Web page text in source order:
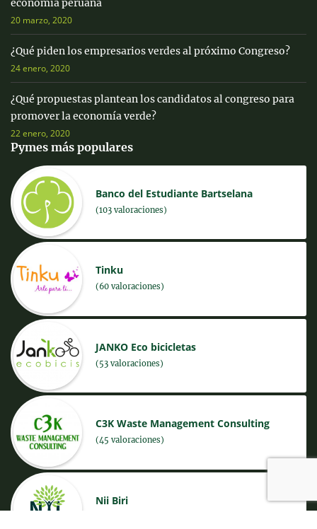
economía peruana
20 marzo, 2020
¿Qué piden los empresarios verdes al próximo Congreso?
24 enero, 2020
¿Qué propuestas plantean los candidatos al congreso para
promover la economía verde?
22 enero, 2020
Pymes más populares
Banco del Estudiante Bartselana
(103 valoraciones)
Tinku
(60 valoraciones)
JANKO Eco bicicletas
(53 valoraciones)
C3K Waste Management Consulting
(45 valoraciones)
Nii Biri